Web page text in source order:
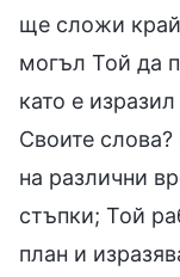
ще сложи край
могъл Той да
като е
Своите
на различни
стъпки; Той
план и